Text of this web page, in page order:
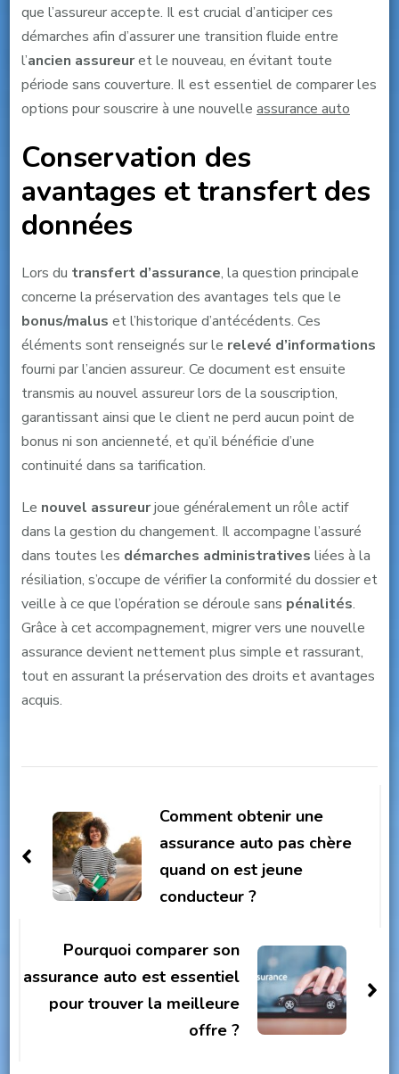
que l’assureur accepte. Il est crucial d’anticiper ces
démarches afin d’assurer une transition fluide entre
l’ancien assureuret le nouveau, en évitant toute
période sans couverture. Il est essentiel de comparer les
options pour souscrire à une nouvelle assurance auto
Conservation des
avantages et transfert des
données
Lors du transfert d’assurance, la question principale
concerne la préservation des avantages tels que le
bonus/malus et l’historique d’antécédents. Ces
éléments sont renseignés sur le relevé d’informations
fourni par l’ancien assureur. Ce document est ensuite
transmis au nouvel assureur lors de la souscription,
garantissant ainsi que le client ne perd aucun point de
bonus ni son ancienneté, et qu’il bénéficie d’une
continuité dans sa tarification.
Le nouvel assureurjoue généralement un rôle actif
dans la gestion du changement. Il accompagne l’assuré
dans toutes les démarches administratives liées à la
résiliation, s’occupe de vérifier la conformité du dossier et
veille à ce que l’opération se déroule sans pénalités.
Grâce à cet accompagnement, migrer vers une nouvelle
assurance devient nettement plus simple et rassurant,
tout en assurant la préservation des droits et avantages
acquis.
NavigationComment obtenir une
assurance auto pas chère
quand on est jeune
conducteur ?
Pourquoi comparer son
assurance auto est essentiel
pour trouver la meilleure
offre ?